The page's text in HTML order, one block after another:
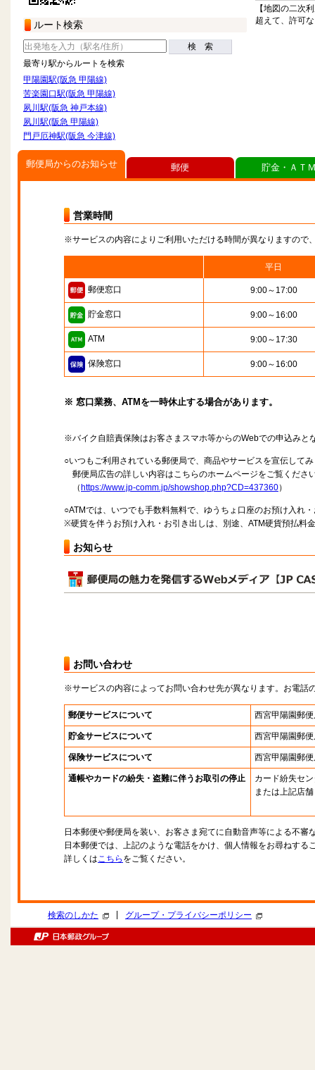
ルート検索
検 索
最寄り駅からルートを検索
甲陽園駅(阪急 甲陽線)
苦楽園口駅(阪急 甲陽線)
夙川駅(阪急 神戸本線)
夙川駅(阪急 甲陽線)
門戸厄神駅(阪急 今津線)
【地図の二次
超えて、許可
郵便局からのお知らせ
営業時間
※サービスの内容によりご利用いただける時間が異なりますので
平日
郵便窓口 9:00～17:00
貯金窓口 9:00～16:00
ATM 9:00～17:30
保険窓口 9:00～16:00
※ 窓口業務、ATMを一時休止する場合があります。
※バイク自賠責保険はお客さまスマホ等からのWebでの申込みと
○いつもご利用されている郵便局で、商品やサービスを宣伝して
郵便局広告の詳しい内容はこちらのホームページをご覧くださ
（ https://www.jp-comm.jp/showshop.php?CD=437360）
○ATMでは、いつでも手数料無料で、ゆうちょ口座のお預け入れ
※硬貨を伴うお預け入れ・お引き出しは、別途、ATM硬貨預払料
お知らせ
お問い合わせ
※サービスの内容によってお問い合わせ先が異なります。お電話
郵便サービスについて 西宮甲陽園郵
貯金サービスについて 西宮甲陽園郵
保険サービスについて 西宮甲陽園郵
通帳やカードの紛失・盗難に伴うお取引の停止
カード紛失セ
または上記店舗
日本郵便や郵便局を装い、お客さま宛てに自動音声等による不審
日本郵便では、上記のような電話をかけ、個人情報をお尋ねする
詳しくはこちら をご覧ください。
郵便 貯金・ＡＴ
検索のしかた グループ・プライバシーポリシー